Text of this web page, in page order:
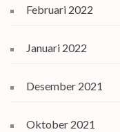
Februari 2022
Januari 2022
Desember 2021
Oktober 2021